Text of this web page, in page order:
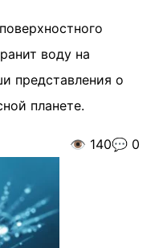
воду на
представления о
планете.
👁️ 140💬 0